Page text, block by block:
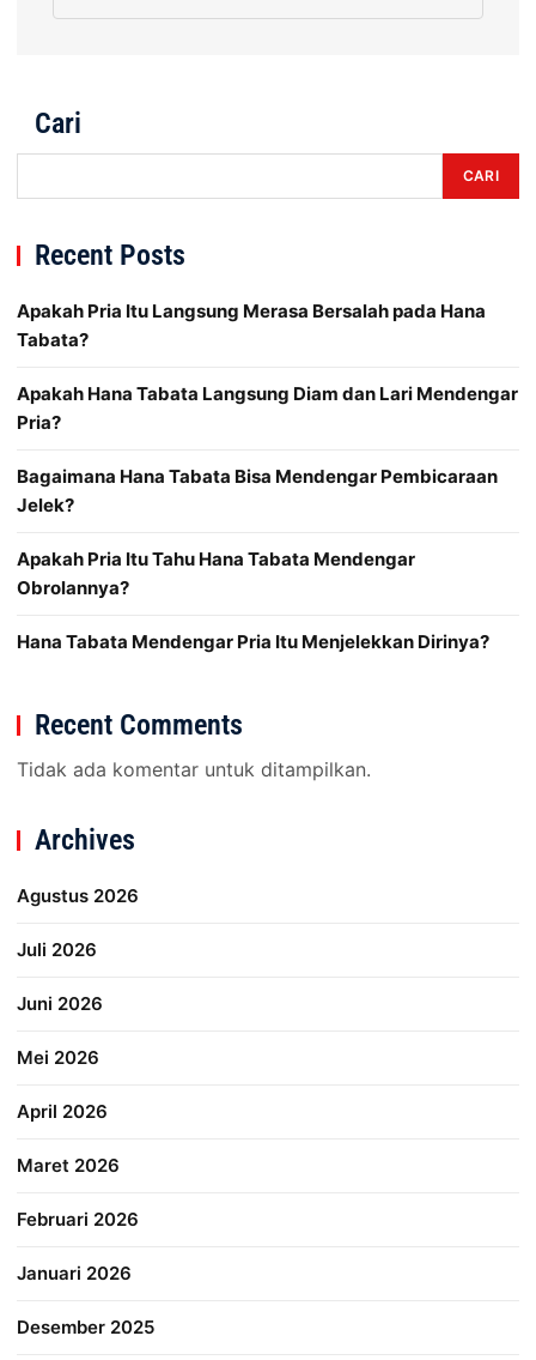
Cari
CARI
Recent Posts
Apakah Pria Itu Langsung Merasa Bersalah pada Hana
Tabata?
Apakah Hana Tabata Langsung Diam dan Lari Mendengar
Pria?
Bagaimana Hana Tabata Bisa Mendengar Pembicaraan
Jelek?
Apakah Pria Itu Tahu Hana Tabata Mendengar
Obrolannya?
Hana Tabata Mendengar Pria Itu Menjelekkan Dirinya?
Recent Comments
Tidak ada komentar untuk ditampilkan.
Archives
Agustus 2026
Juli 2026
Juni 2026
Mei 2026
April 2026
Maret 2026
Februari 2026
Januari 2026
Desember 2025